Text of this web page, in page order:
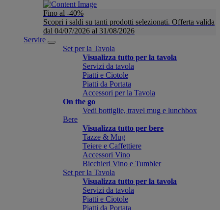
Fino al -40%
Scopri i saldi su tanti prodotti selezionati. Offerta valida
dal 04/07/2026 al 31/08/2026
Servire
Set per la Tavola
Visualizza tutto per la tavola
Servizi da tavola
Piatti e Ciotole
Piatti da Portata
Accessori per la Tavola
On the go
Vedi bottiglie, travel mug e lunchbox
Bere
Visualizza tutto per bere
Tazze & Mug
Teiere e Caffettiere
Accessori Vino
Bicchieri Vino e Tumbler
Set per la Tavola
Visualizza tutto per la tavola
Servizi da tavola
Piatti e Ciotole
Piatti da Portata